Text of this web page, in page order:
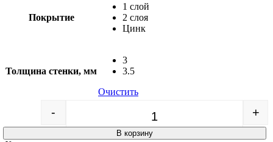
Покрытие
1 слой
2 слоя
Цинк
Толщина стенки, мм
3
3.5
Очистить
Quantity
- +
В корзину